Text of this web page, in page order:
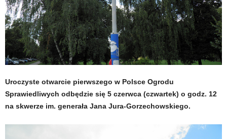
Uroczyste otwarcie pierwszego w Polsce Ogrodu
Sprawiedliwych odbędzie się 5 czerwca (czwartek) o godz. 12
na skwerze im. generała Jana Jura-Gorzechowskiego.